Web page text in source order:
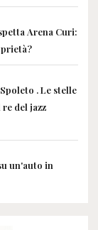
Arena Curi:
. Le stelle
del jazz
un'auto in